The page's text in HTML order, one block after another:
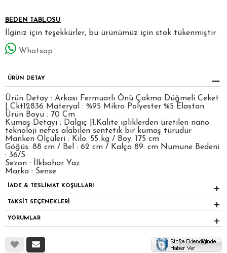
BEDEN TABLOSU
İlginiz için teşekkürler, bu ürünümüz için stok tükenmiştir.
Whatsap
ÜRÜN DETAY
Ürün Detay : Arkası Fermuarlı Önü Çakma Düğmeli Ceket
| Ckt12836 Materyal : %95 Mikro Polyester %5 Elastan
Ürün Boyu : 70 Cm
Kumaş Detayı : Dalgıç |1.Kalite ipliklerden üretilen nano
teknoloji nefes alabilen sentetik bir kumaş türüdür
Manken Ölçüleri : Kilo: 55 kg / Boy: 175 cm
Göğüs: 88 cm / Bel : 62 cm / Kalça 89: cm Numune Bedeni
: 36/S
Sezon : İlkbahar Yaz
Marka : Sense
İADE & TESLİMAT KOŞULLARI
TAKSİT SEÇENEKLERİ
YORUMLAR